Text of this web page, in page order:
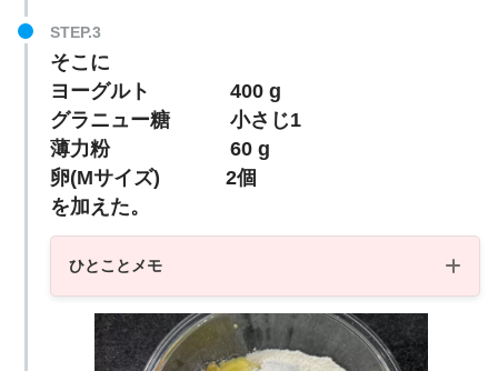
ブラウン｜BRAUN ハンドブレン
ダー MultiQuick 7（マルチクイッ
ク 7） ブラック/シルバー MQ703
5XG【rb_cooking_cpn】
そこに
ヨーグルト 400 g
グラニュー糖 小さじ1
薄力粉 60 g
卵(Mサイズ) 2個
を加えた。
ひとことメモ